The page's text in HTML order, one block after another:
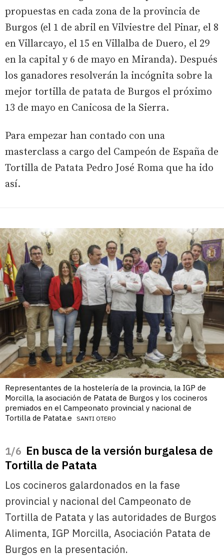
propuestas en cada zona de la provincia de
Burgos (el 1 de abril en Vilviestre del Pinar, el 8
en Villarcayo, el 15 en Villalba de Duero, el 29
en la capital y 6 de mayo en Miranda). Después
los ganadores resolverán la incógnita sobre la
mejor tortilla de patata de Burgos el próximo
13 de mayo en Canicosa de la Sierra.
Para empezar han contado con una
masterclass a cargo del Campeón de España de
Tortilla de Patata Pedro José Roma que ha ido
así.
Representantes de la hostelería de la provincia, la IGP de
Morcilla, la asociación de Patata de Burgos y los cocineros
premiados en el Campeonato provincial y nacional de
Tortilla de Patata.e
SANTI OTERO
/6 En busca de la versión burgalesa de
Tortilla de Patata
Los cocineros galardonados en la fase
provincial y nacional del Campeonato de
Tortilla de Patata y las autoridades de Burgos
Alimenta, IGP Morcilla, Asociación Patata de
Burgos en la presentación.